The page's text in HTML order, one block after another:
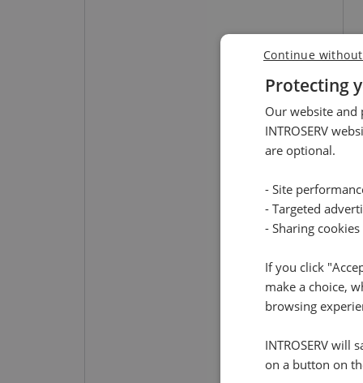
Protecting
Our website and
INTROSERV
are optional.
- Site
- Targeted
- Sharing
If you click
make a choice,
browsing
INTROSERV
on a button on
Continue